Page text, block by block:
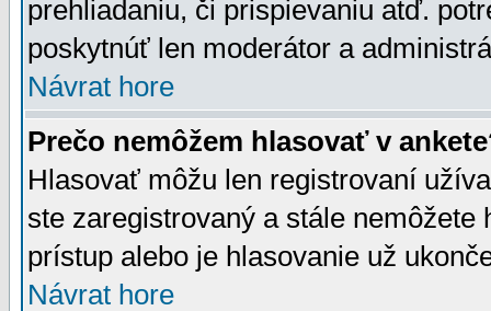
prehliadaniu, či prispievaniu atď.
poskytnúť len moderátor a
Návrat hore
Prečo nemôžem hlasovať v
Hlasovať môžu len registrovaní
ste zaregistrovaný a stále
prístup alebo je hlasovanie už
Návrat hore